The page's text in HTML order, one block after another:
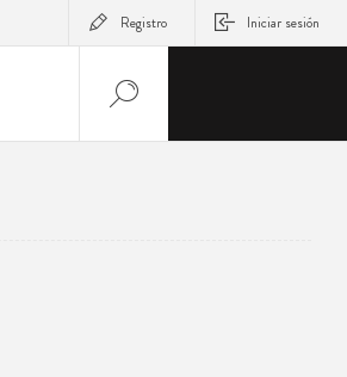
Registro Iniciar sesión